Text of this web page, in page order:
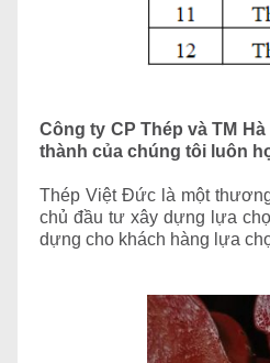
Công ty CP Thép và TM
thành của chúng tôi luôn
Thép Việt Đức là một
chủ đầu tư xây dựng lựa
dựng cho khách hàng lựa